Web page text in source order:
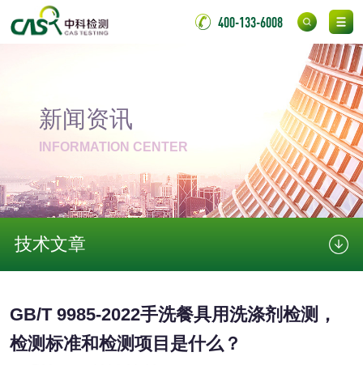
400-133-6008
新闻资讯
INFORMATION CENTER
技术文章
GB/T 9985-2022手洗餐具用洗涤剂检测，
检测标准和检测项目是什么？
测
无底纸冷裱膜压敏
BOPP压敏胶粘带检
氟硅密封胶检测
金属
金属材料质量检测 金属硬度测试
金属材料检测 喷嘴检测
伸缩警棍检测
非金属材料